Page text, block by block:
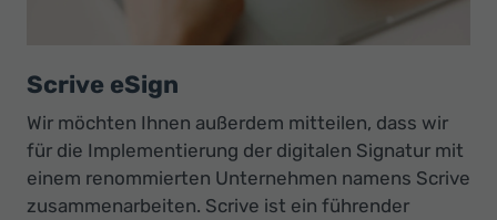
Scrive eSign
Wir möchten Ihnen außerdem mitteilen, dass wir
für die Implementierung der digitalen Signatur mit
einem renommierten Unternehmen namens Scrive
zusammenarbeiten. Scrive ist ein führender